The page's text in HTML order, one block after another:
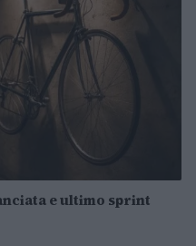
e ultimo sprint